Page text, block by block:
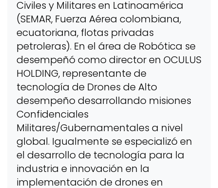
Civiles y Militares en Latinoamérica
(SEMAR, Fuerza Aérea colombiana,
ecuatoriana, flotas privadas
petroleras). En el área de Robótica se
desempeñó como director en OCULUS
HOLDING, representante de
tecnología de Drones de Alto
desempeño desarrollando misiones
Confidenciales
Militares/Gubernamentales a nivel
global. Igualmente se especializó en
el desarrollo de tecnología para la
industria e innovación en la
implementación de drones en